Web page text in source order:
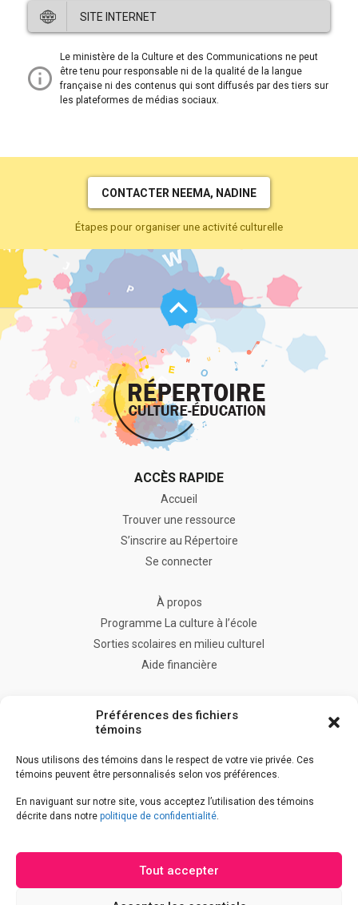
Préférences des fichiers
témoins
Nous utilisons des témoins dans le respect de votre vie privée. Ces
témoins peuvent être personnalisés selon vos préférences.
En naviguant sur notre site, vous acceptez l’utilisation des témoins
décrite dans notre politique de confidentialité.
Tout accepter
fenêtre.
dans
une
nouvelle
fenêtre.
lien
ouvre
une
nouvelle
fenêtre.
SITE INTERNET
lien
ouvre
dans
Le ministère de la Culture et des Communications ne peut
être tenu pour responsable ni de la qualité de la langue
française ni des contenus qui sont diffusés par des tiers sur
les plateformes de médias sociaux.
CONTACTER NEEMA, NADINE
Étapes pour organiser une activité culturelle
de
page
ACCÈS RAPIDE
Accueil
Trouver une ressource
S’inscrire au Répertoire
Se connecter
À propos
Programme La culture à l’école
Sorties scolaires en milieu culturel
Aide financière
Accessibilité
Politique de confidentialité